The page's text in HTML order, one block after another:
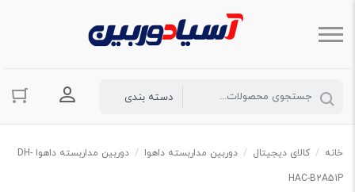
ورود به
خانه / کالای دیجیتال / دوربین مداربسته داهوا /
دوربین مداربسته داهوا DH-
HAC-B2A51P